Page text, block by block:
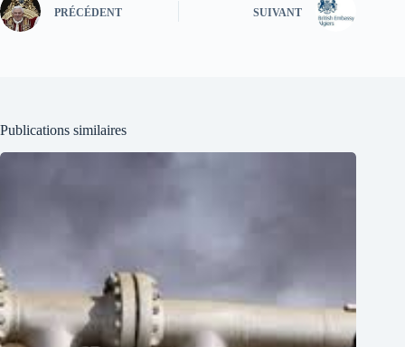
PRÉCÉDENT SUIVANT
Publications similaires